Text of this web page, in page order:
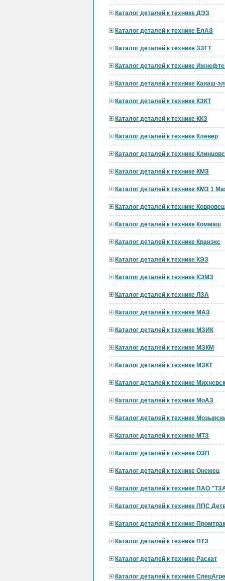
Каталог деталей к технике ДЭЗ
Каталог деталей к технике ЕлАЗ
Каталог деталей к технике ЗЗГТ
Каталог деталей к технике
Каталог деталей к технике Канаш-
Каталог деталей к технике КЗКТ
Каталог деталей к технике ККЗ
Каталог деталей к технике Клевер
Каталог деталей к технике
Каталог деталей к технике КМЗ
Каталог деталей к технике КМЗ 1
Каталог деталей к технике Ковровец
Каталог деталей к технике Коммаш
Каталог деталей к технике Кранэкс
Каталог деталей к технике КЭЗ
Каталог деталей к технике КЭМЗ
Каталог деталей к технике ЛЗА
Каталог деталей к технике МАЗ
Каталог деталей к технике МЗИК
Каталог деталей к технике МЗКМ
Каталог деталей к технике МЗКТ
Каталог деталей к технике
Каталог деталей к технике МоАЗ
Каталог деталей к технике
Каталог деталей к технике МТЗ
Каталог деталей к технике ОЗП
Каталог деталей к технике Онежец
Каталог деталей к технике ПАО
Каталог деталей к технике ППС
Каталог деталей к технике
Каталог деталей к технике ПТЗ
Каталог деталей к технике Раскат
Каталог деталей к технике